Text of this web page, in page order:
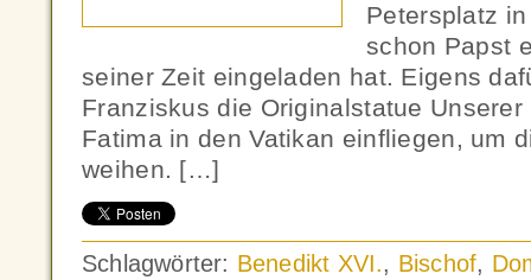
Petersplatz
schon Papst
seiner Zeit eingeladen hat. Eigens
Franziskus die Originalstatue
Fatima in den Vatikan einfliegen, um
weihen. […]
Schlagwörter: Benedikt XVI., Bischof,